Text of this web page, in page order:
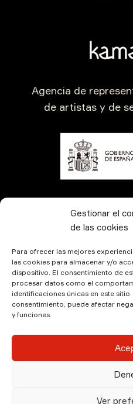
Gestionar el
de las cookies
Para ofrecer las mejores
las cookies para almacenar y/o
dispositivo. El consentimiento de
procesar datos como el
identificaciones únicas en este
consentimiento, puede afectar
y funciones.
Ver
Agencia de
de artistas y de
Política